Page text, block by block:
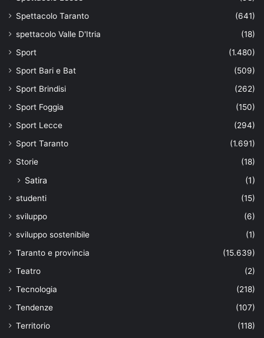
Spettacolo Taranto
(641)
spettacolo Valle D'Itria
(18)
Sport
(1.480)
Sport Bari e Bat
(509)
Sport Brindisi
(262)
Sport Foggia
(150)
Sport Lecce
(294)
Sport Taranto
(1.691)
Storie
(18)
Satira (1)
studenti
(15)
sviluppo
(6)
sviluppo sostenibile
(1)
Taranto e provincia
(15.639)
Teatro
(2)
Tecnologia
(218)
Tendenze
(107)
Territorio
(118)